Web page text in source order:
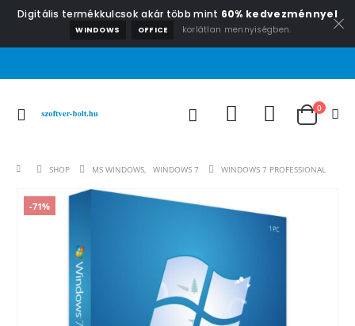
Digitális termékkulcsok akár több mint 60% kedvezménnyel
WINDOWS OFFICE korlátlan mennyiségben.
0
SHOP MS WINDOWS, WINDOWS 7 WINDOWS 7 PROFESSIONAL
-71%